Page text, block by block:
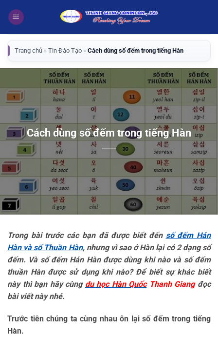
qua
dung
Trang chủ » Tin Đào Tạo » Cách dùng số đếm trong tiếng Hàn
Cách dùng số đếm trong tiếng Hàn
Trong bài trước các bạn đã được biết đến số đếm Hán
Hàn và số Thuần Hàn, nhưng vì sao ở Hàn lại có 2 dạng số
đếm. Và số đếm Hán Hàn được dùng khi nào và số đếm
thuần Hàn được sử dụng khi nào? Để biết sự khác biết
này thì bạn hãy cùng du học Hàn QuốcThanh Giangđọc
bài viết này nhé.
Trước tiên chúng ta cùng nhau ôn lại số đếm trong tiếng
Hàn.